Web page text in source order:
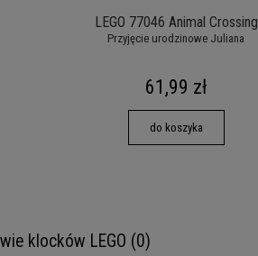
LEGO 77046 Animal Crossing
Przyjęcie urodzinowe Juliana
61,99 zł
do koszyka
klocków LEGO (0)